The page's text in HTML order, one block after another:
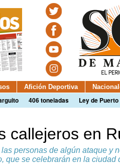
Afición Deportiva
406 toneladas Ley de
callejeros en
personas de algún ataque y
que se celebrarán en la ciudad